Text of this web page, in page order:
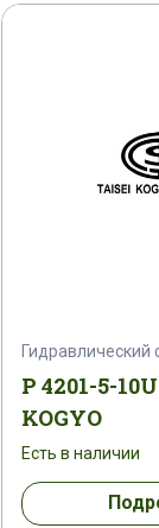
Гидравлический
P 4201-5-
KOGYO
Есть в наличии